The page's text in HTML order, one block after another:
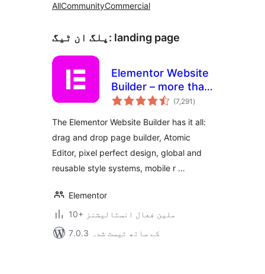
AllCommunityCommercial
پلگ ان ٹیگ: landing page
Elementor Website
Builder – more than
just a page builder
(7,291 مجموعی
درجہ
)
The Elementor Website Builder has it all:
drag and drop page builder, Atomic
Editor, pixel perfect design, global and
reusable style systems, mobile r …
Elementor
10+ ملین فعال انسٹالیشنز
7.0.3 کے ساتھ ٹیسٹ شدہ